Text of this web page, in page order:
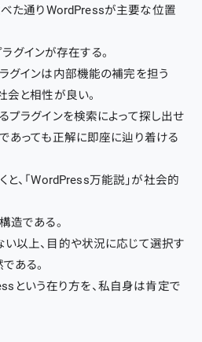
た通りWordPressが主要な位置
グインが存在する。
グインは内部機能の補完を担う
会と相性が良い。
プラグインを検索によって探し出せ
あっても正解に即座に辿り着ける
と、「WordPress万能説」が社会的
造である。
以上、目的や状況に応じて選択す
ある。
という在り方を、私自身は肯定で